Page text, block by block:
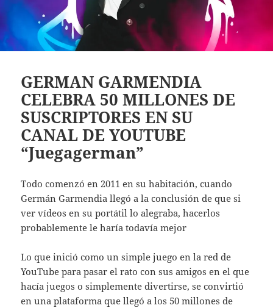
GERMAN GARMENDIA
CELEBRA 50 MILLONES DE
SUSCRIPTORES EN SU
CANAL DE YOUTUBE
“Juegagerman”
Todo comenzó en 2011 en su habitación, cuando
Germán Garmendia llegó a la conclusión de que si
ver vídeos en su portátil lo alegraba, hacerlos
probablemente le haría todavía mejor
Lo que inició como un simple juego en la red de
YouTube para pasar el rato con sus amigos en el que
hacía juegos o simplemente divertirse, se convirtió
en una plataforma que llegó a los 50 millones de